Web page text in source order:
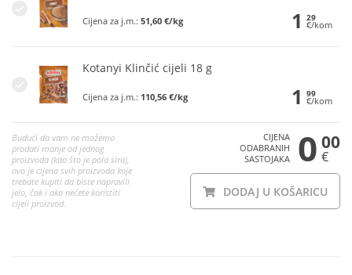
Cijena za j.m.: 51,60 €/kg 1 29
€/kom
Kotanyi Klinčić cijeli 18 g
Cijena za j.m.: 110,56 €/kg 1 99
€/kom
Budući da vam ne možemo
prodati manje od jednog
proizvoda (kao što je pola sira),
ovo je cijena svih proizvoda koje
trebate kupiti da biste napravili
jelo, čak i ako nećete koristiti
cijeli proizvod.
CIJENA
ODABRANIH
SASTOJAKA
0 00
€
DODAJ U KOŠARICU